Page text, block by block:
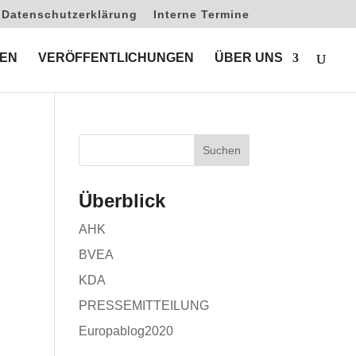
Datenschutzerklärung Interne Termine
VERÖFFENTLICHUNGEN ÜBER UNS
Überblick
AHK
BVEA
KDA
PRESSEMITTEILUNG
Europablog2020